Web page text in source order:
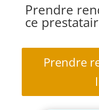
Prendre
ce
Prendre